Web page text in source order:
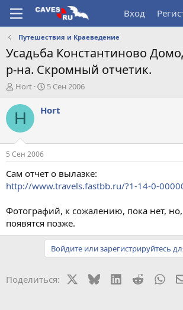
Вход
Путешествия и Краеведение
Усадьба Константиново
р-на. Скромный отчетик.
А
т
о
т
е
м
ы
Hort
Д
т
а
л
5 Сен 2006
H Hort
5 Сен 2006
Сам отчет о вылазке:
http://www.travels.fastbb.ru/?1-14-0-
Фотографий, к сожалению, пока нет,
появятся позже.
Войдите или зарегистрируйтесь
Поделиться: BlueskyLinkedIn
Reddit